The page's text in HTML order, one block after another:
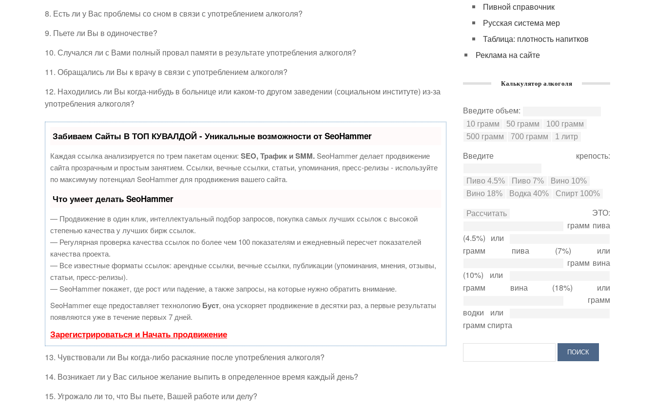
8. Есть ли у Вас проблемы со сном в связи с употреблением алкоголя?
9. Пьете ли Вы в одиночестве?
10. Случался ли с Вами полный провал памяти в результате употребления алкоголя?
11. Обращались ли Вы к врачу в связи с употреблением алкоголя?
12. Находились ли Вы когда-нибудь в больнице или каком-то другом заведении (социальном институте) из-за
употребления алкоголя?
Забиваем Сайты В ТОП КУВАЛДОЙ - Уникальные возможности от SeoHammer
Каждая ссылка анализируется по трем пакетам оценки: SEO, Трафик и SMM.SeoHammer делает продвижение
сайта прозрачным и простым занятием. Ссылки, вечные ссылки, статьи, упоминания, пресс-релизы - используйте
по максимуму потенциал SeoHammer для продвижения вашего сайта.
Что умеет делать SeoHammer
— Продвижение в один клик, интеллектуальный подбор запросов, покупка самых лучших ссылок с высокой
степенью качества у лучших бирж ссылок.
— Регулярная проверка качества ссылок по более чем 100 показателям и ежедневный пересчет показателей
качества проекта.
— Все известные форматы ссылок: арендные ссылки, вечные ссылки, публикации (упоминания, мнения, отзывы,
статьи, пресс-релизы).
— SeoHammer покажет, где рост или падение, а также запросы, на которые нужно обратить внимание.
SeoHammer еще предоставляет технологию Буст, она ускоряет продвижение в десятки раз, а первые результаты
появляются уже в течение первых 7 дней.
Зарегистрироваться и Начать продвижение
13. Чувствовали ли Вы когда-либо раскаяние после употребления алкоголя?
14. Возникает ли у Вас сильное желание выпить в определенное время каждый день?
15. Угрожало ли то, что Вы пьете, Вашей работе или делу?
Пивной справочник
Русская система мер
Таблица: плотность напитков
Реклама на сайте
Калькулятор алкоголя
Введите объем:
Введите крепость:
ЭТО:
грамм пива
(4.5%) или
грамм пива (7%) или
грамм вина
(10%) или
грамм вина (18%) или
грамм
водки или
грамм спирта